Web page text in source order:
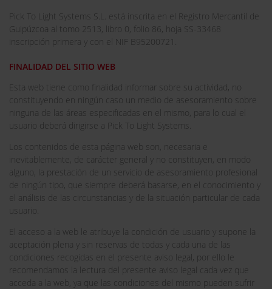
Pick To Light Systems S.L. está inscrita en el Registro Mercantil de
Guipúzcoa al tomo 2513, libro 0, folio 86, hoja SS-33468
inscripción primera y con el NIF B95200721.
FINALIDAD DEL SITIO WEB
Esta web tiene como finalidad informar sobre su actividad, no
constituyendo en ningún caso un medio de asesoramiento sobre
ninguna de las áreas especificadas en el mismo, para lo cual el
usuario deberá dirigirse a Pick To Light Systems.
Los contenidos de esta página web son, necesaria e
inevitablemente, de carácter general y no constituyen, en modo
alguno, la prestación de un servicio de asesoramiento profesional
de ningún tipo, que siempre deberá basarse, en el conocimiento y
el análisis de las circunstancias y de la situación particular de cada
usuario.
El acceso a la web le atribuye la condición de usuario y supone la
aceptación plena y sin reservas de todas y cada una de las
condiciones recogidas en el presente aviso legal, por ello le
recomendamos la lectura del presente aviso legal cada vez que
acceda a la web, ya que las condiciones del mismo pueden sufrir